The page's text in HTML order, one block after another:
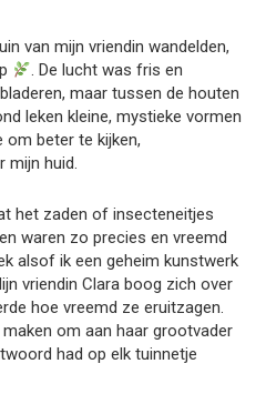
van mijn vriendin wandelden,
. De lucht was fris en
maar tussen de houten
leken kleine, mystieke vormen
om beter te kijken,
mijn huid.
het zaden of insecteneitjes
waren zo precies en vreemd
alsof ik een geheim kunstwerk
vriendin Clara boog zich over
hoe vreemd ze eruitzagen.
om aan haar grootvader
had op elk tuinnetje